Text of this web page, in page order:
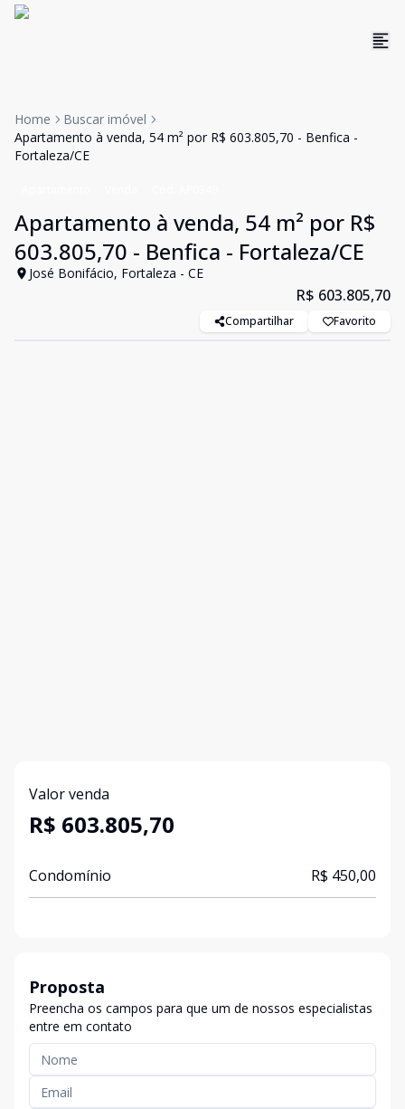
Home
Buscar imóvel
Apartamento à venda, 54 m² por R$ 603.805,70 - Benfica -
Fortaleza/CE
Apartamento à venda, 54 m² por R$
603.805,70 - Benfica - Fortaleza/CE
José Bonifácio, Fortaleza - CE
R$ 603.805,70
Compartilhar Favorito
Valor venda
R$ 603.805,70
Condomínio R$ 450,00
Proposta
Preencha os campos para que um de nossos especialistas
entre em contato